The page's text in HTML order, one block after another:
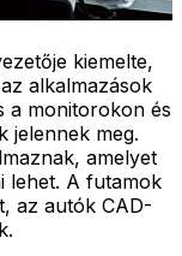
kiemelte,
alkalmazások
a monitorokon és
jelennek meg.
amelyet
lehet. A futamok
az autók CAD-